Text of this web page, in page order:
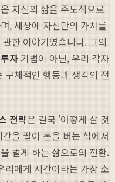
자신의 삶을 주도적으로
, 세상에 자신만의 가치를
한 이야기였습니다. 그의
투자 기법이 아닌, 우리 각자
구체적인 행동과 생각의 전
전략은 결국 '어떻게 살 것
을 팔아 돈을 버는 삶에서
벌게 하는 삶으로의 전환.
리에게 시간이라는 가장 소